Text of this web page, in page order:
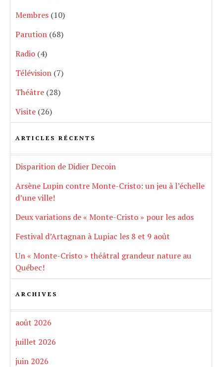
Membres (10)
Parution (68)
Radio (4)
Télévision (7)
Théâtre (28)
Visite (26)
ARTICLES RÉCENTS
Disparition de Didier Decoin
Arsène Lupin contre Monte-Cristo: un jeu à l’échelle
d’une ville!
Deux variations de « Monte-Cristo » pour les ados
Festival d’Artagnan à Lupiac les 8 et 9 août
Un « Monte-Cristo » théâtral grandeur nature au
Québec!
ARCHIVES
août 2026
juillet 2026
juin 2026